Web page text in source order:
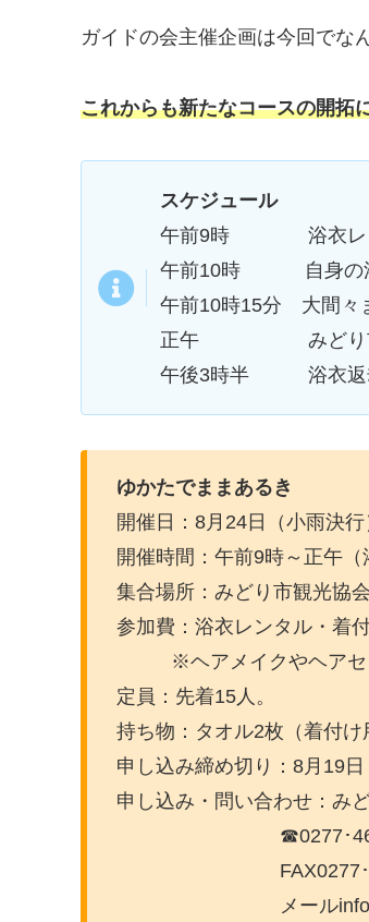
ガイドの会主催企画は今回でな
これからも新たなコースの開拓
スケジュール
午前9時 浴衣レンタ
午前10時 自身の浴
午前10時15分 大間々
正午 みどり市観
午後3時半 浴衣返
ゆかたでままあるき
開催日：8月24日（小雨決行
開催時間：午前9時～正午（
集合場所：みどり市観光協
参加費：浴衣レンタル・着
※ヘアメイクやヘアセ
定員：先着15人。
持ち物：タオル2枚（着付け
申し込み締め切り：8月19日
申し込み・問い合わせ：み
☎0277･46･7289（
FAX0277･46･
メール